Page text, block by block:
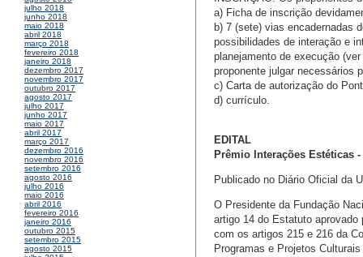
julho 2018
junho 2018
maio 2018
abril 2018
março 2018
fevereiro 2018
janeiro 2018
dezembro 2017
novembro 2017
outubro 2017
agosto 2017
julho 2017
junho 2017
maio 2017
abril 2017
março 2017
dezembro 2016
novembro 2016
setembro 2016
agosto 2016
julho 2016
maio 2016
abril 2016
fevereiro 2016
janeiro 2016
outubro 2015
setembro 2015
agosto 2015
a) Ficha de inscrição
b) 7 (sete) vias encadernadas
possibilidades de interação e
planejamento de execução
proponente julgar necessários
c) Carta de autorização do
d) currículo.
EDITAL
Prêmio Interações Estéticas
Publicado no Diário Oficial da
O Presidente da Fundação
artigo 14 do Estatuto aprovado
com os artigos 215 e 216 da
Programas e Projetos